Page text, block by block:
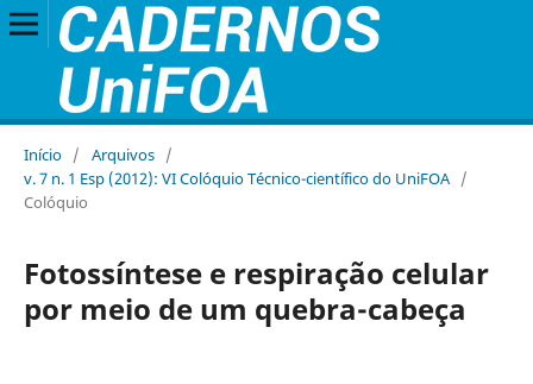
Início / Arquivos /
v. 7 n. 1 Esp (2012): VI Colóquio Técnico-científico do UniFOA /
Colóquio
Fotossíntese e respiração celular
por meio de um quebra-cabeça